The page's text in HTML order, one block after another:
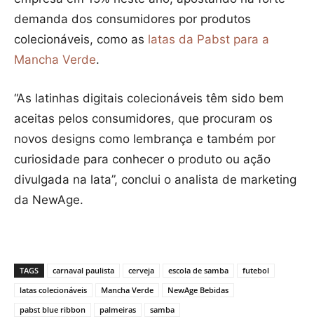
demanda dos consumidores por produtos
colecionáveis, como as latas da Pabst para a
Mancha Verde.
“As latinhas digitais colecionáveis têm sido bem
aceitas pelos consumidores, que procuram os
novos designs como lembrança e também por
curiosidade para conhecer o produto ou ação
divulgada na lata”, conclui o analista de marketing
da NewAge.
TAGS carnaval paulista cerveja escola de samba
futebol
latas colecionáveis
Mancha Verde
NewAge Bebidas
pabst blue ribbon
palmeiras samba